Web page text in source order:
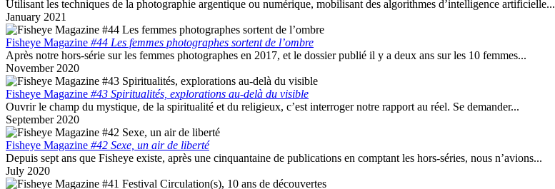
Utilisant les techniques de la photographie argentique ou numérique, mobilisant des algorithmes d’intelligence artificielle...
January 2021
Fisheye Magazine #44 Les femmes photographes sortent de l’ombre
Après notre hors-série sur les femmes photographes en 2017, et le dossier publié il y a deux ans sur les 10 femmes...
November 2020
Fisheye Magazine #43 Spiritualités, explorations au-delà du visible
Ouvrir le champ du mystique, de la spiritualité et du religieux, c’est interroger notre rapport au réel. Se demander...
September 2020
Fisheye Magazine #42 Sexe, un air de liberté
Depuis sept ans que Fisheye existe, après une cinquantaine de publications en comptant les hors-séries, nous n’avions...
July 2020